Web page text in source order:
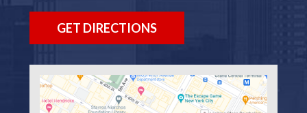
GET DIRECTIONS